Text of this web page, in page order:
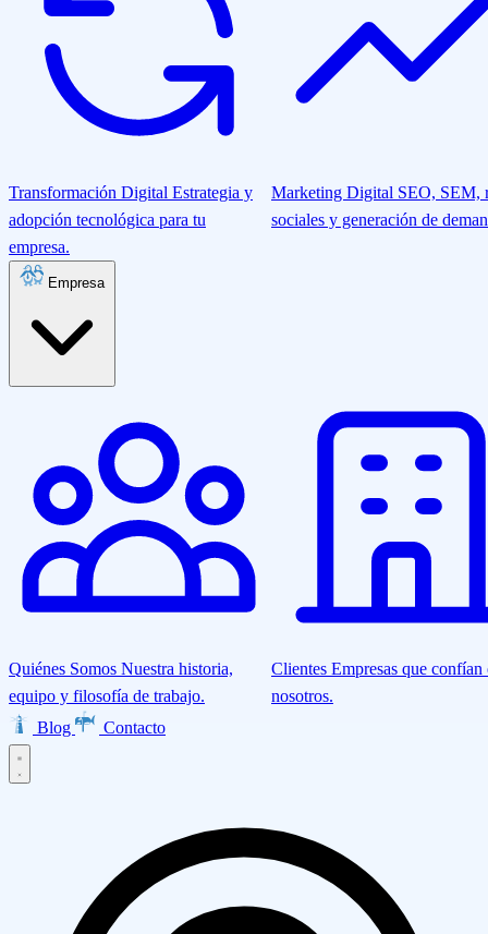
Transformación Digital Estrategia y
adopción tecnológica para tu
empresa.
Marketing Digital SEO, SEM,
sociales y generación de
Empresa
Quiénes Somos Nuestra historia,
equipo y filosofía de trabajo.
Clientes Empresas que confían
nosotros.
Blog
Contacto